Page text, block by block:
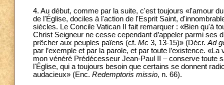
4. Au début, comme par la suite, c'est toujours «l'amour
de l'Église, dociles à l'action de l'Esprit Saint,
siècles. Le Concile Vatican II fait remarquer : «Bien qu'à
Christ Seigneur ne cesse cependant d’appeler parmi
prêcher aux peuples païens (cf. Mc 3, 13-15)» (Décr. Ad
par l’exemple et par la parole, et par toute l’existence.
mon vénéré Prédécesseur Jean-Paul II – conserve toute
l'Église, qui a toujours besoin que certains se donnent
audacieux» (Enc. Redemptoris missio, n. 66).